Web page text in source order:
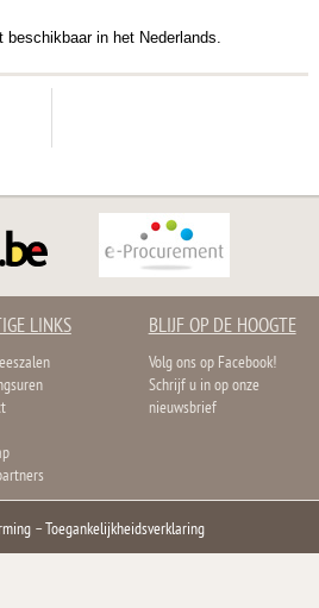
in het Nederlands.
LINKS BLIJF OP DE HOOGTE
Volg ons op Facebook!
Schrijf u in op onze
nieuwsbrief
–Toegankelijkheidsverklaring